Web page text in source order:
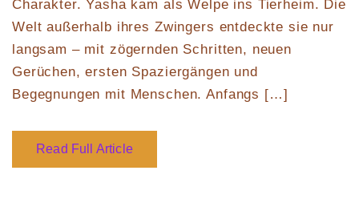
Charakter. Yasha kam als Welpe ins Tierheim. Die
Welt außerhalb ihres Zwingers entdeckte sie nur
langsam – mit zögernden Schritten, neuen
Gerüchen, ersten Spaziergängen und
Begegnungen mit Menschen. Anfangs […]
Read Full Article